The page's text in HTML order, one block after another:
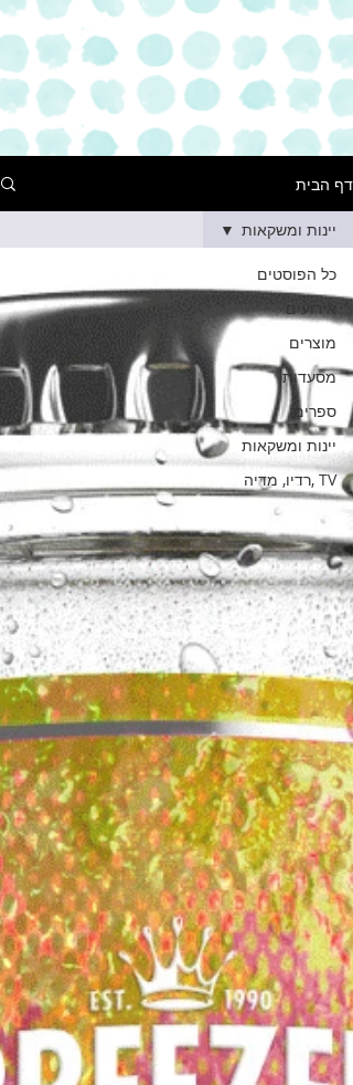
דף הבית
כל הפוסטים
אירועים
מוצרים
מסעדות
ספרים
יינות ומשקאות
TV ,רדיו, מדיה
יינות ומשקאות